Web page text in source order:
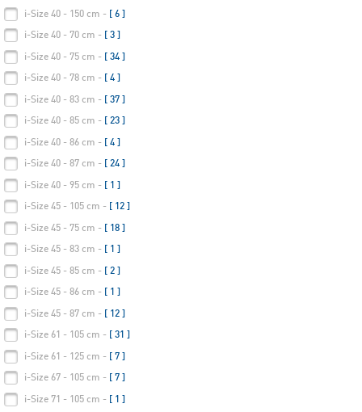
i-Size 40 - 150 cm - [ 6 ]
i-Size 40 - 70 cm - [ 3 ]
i-Size 40 - 75 cm - [ 34 ]
i-Size 40 - 78 cm - [ 4 ]
i-Size 40 - 83 cm - [ 37 ]
i-Size 40 - 85 cm - [ 23 ]
i-Size 40 - 86 cm - [ 4 ]
i-Size 40 - 87 cm - [ 24 ]
i-Size 40 - 95 cm - [ 1 ]
i-Size 45 - 105 cm - [ 12 ]
i-Size 45 - 75 cm - [ 18 ]
i-Size 45 - 83 cm - [ 1 ]
i-Size 45 - 85 cm - [ 2 ]
i-Size 45 - 86 cm - [ 1 ]
i-Size 45 - 87 cm - [ 12 ]
i-Size 61 - 105 cm - [ 31 ]
i-Size 61 - 125 cm - [ 7 ]
i-Size 67 - 105 cm - [ 7 ]
i-Size 71 - 105 cm - [ 1 ]